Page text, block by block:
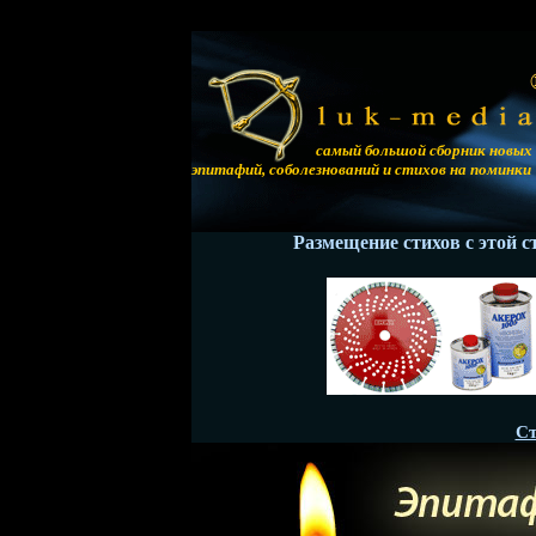
самый большой сборник новых
эпитафий, соболезнований и стихов на поминки
Размещение стихов с этой